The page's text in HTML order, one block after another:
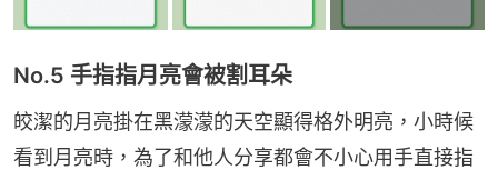
No.5 手指指月亮會被割耳朵
皎潔的月亮掛在黑濛濛的天空顯得格外明亮，小時候
看到月亮時，為了和他人分享都會不小心用手直接指